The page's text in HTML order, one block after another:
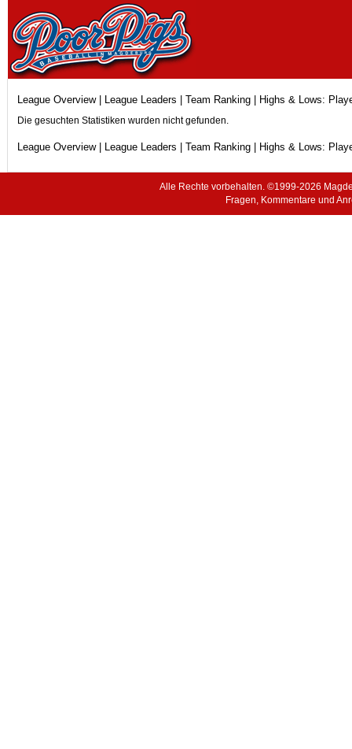
League Overview| League Leaders Team Ranking | Highs & Lows:
Die gesuchten Statistiken wurden nicht gefunden.
League Overview| League Leaders Team Ranking | Highs & Lows:
Alle Rechte vorbehalten. ©1999-2026
Fragen, Kommentare und